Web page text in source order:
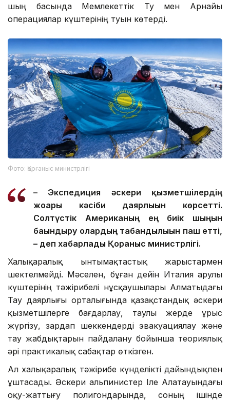
шың басында Мемлекеттік Ту мен Арнайы
операциялар күштерінің туын көтерді.
Фото: Қорғаныс министрлігі
– Экспедиция әскери қызметшілердің
жоғары кәсіби даярлығын көрсетті.
Солтүстік Американың ең биік шыңын
бағындыру олардың табандылығын паш етті,
– деп хабарлады Қорғаныс министрлігі.
Халықаралық ынтымақтастық жарыстармен
шектелмейді. Мәселен, бұған дейін Италия Қарулы
күштерінің тәжірибелі нұсқаушылары Алматыдағы
Тау даярлығы орталығында қазақстандық әскери
қызметшілерге бағдарлау, таулы жерде ұрыс
жүргізу, зардап шеккендерді эвакуациялау және
тау жабдықтарын пайдалану бойынша теориялық
әрі практикалық сабақтар өткізген.
Ал халықаралық тәжірибе күнделікті дайындықпен
ұштасады. Әскери альпинистер Іле Алатауындағы
оқу-жаттығу полигондарында, соның ішінде